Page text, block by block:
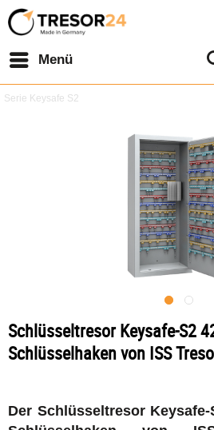
Menü
Serie Keysafe S2
Schlüsseltresor Keysafe-S2
Schlüsselhaken von ISS
Der Schlüsseltresor